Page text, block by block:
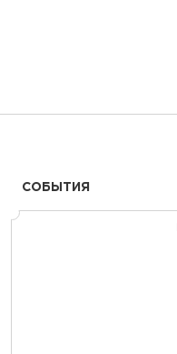
СОБЫТИЯ